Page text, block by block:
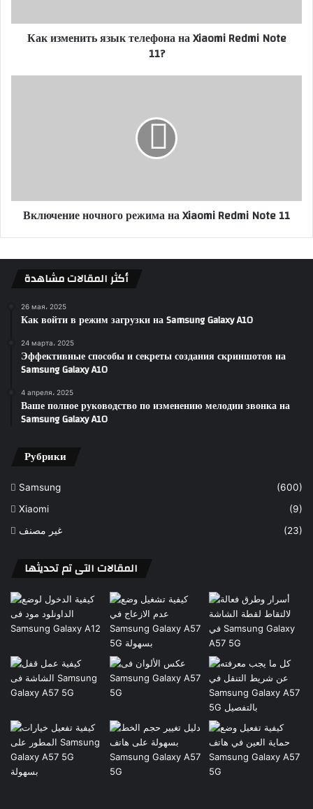
Как изменить язык телефона на Xiaomi Redmi Note
11?
Включение ночного режима на Xiaomi Redmi Note 11
أكثر المقالات مشاهدة
26 мая، 2025
Как войти в режим загрузки на Samsung Galaxy A10
24 марта، 2025
Эффективные способы и секреты создания скриншотов на
Samsung Galaxy A10
4 апреля، 2025
Ваше полное руководство по изменению мелодии звонка на
Samsung Galaxy A10
Рубрики
Samsung
(600)
Xiaomi
(9)
غير مصنف
(23)
المقالات التى تم تحديثها